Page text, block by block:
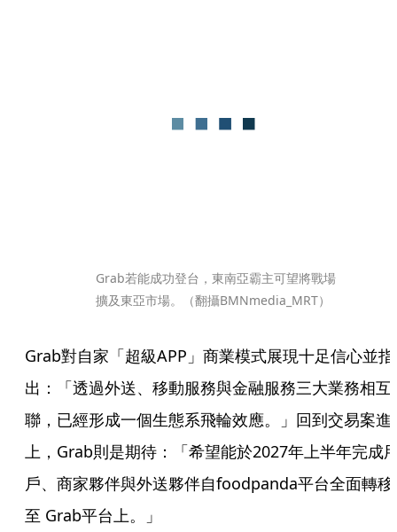
Grab若能成功登台，東南亞霸主可望將戰場
擴及東亞市場。（翻攝BMNmedia_MRT）
Grab對自家「超級APP」商業模式展現十足信心並指
出：「透過外送、移動服務與金融服務三大業務相互
聯，已經形成一個生態系飛輪效應。」回到交易案進
上，Grab則是期待：「希望能於2027年上半年完成
戶、商家夥伴與外送夥伴自foodpanda平台全面轉移
至 Grab平台上。」